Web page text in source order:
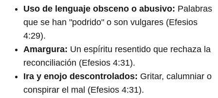
Uso de lenguaje obsceno o abusivo: Palabras
que se han "podrido" o son vulgares (Efesios
4:29).
Amargura: Un espíritu resentido que rechaza la
reconciliación (Efesios 4:31).
Ira y enojo descontrolados: Gritar, calumniar o
conspirar el mal (Efesios 4:31).